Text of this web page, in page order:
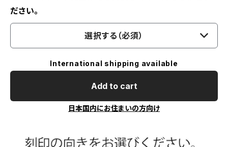
ださい。
選択する（必須）
International shipping available
Add to cart
日本国内にお住まいの方向け